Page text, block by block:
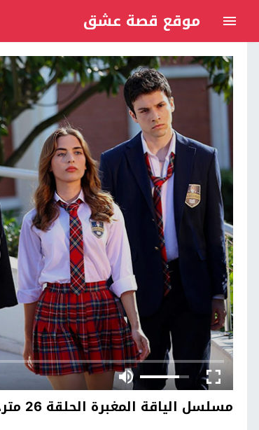
موقع قصة عشق
مسلسل الياقة المغبرة الحلقة 26 مترجم – الاخيرة